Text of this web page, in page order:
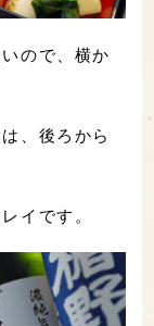
ので、横か
、後ろから
イです。